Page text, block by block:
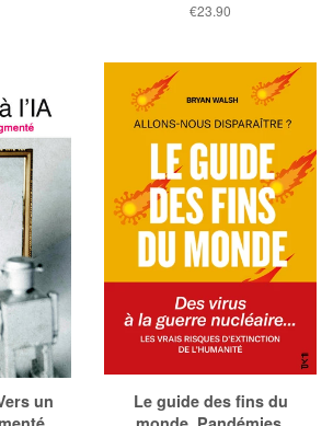
Prix
€23.90
un
Le guide des fins du